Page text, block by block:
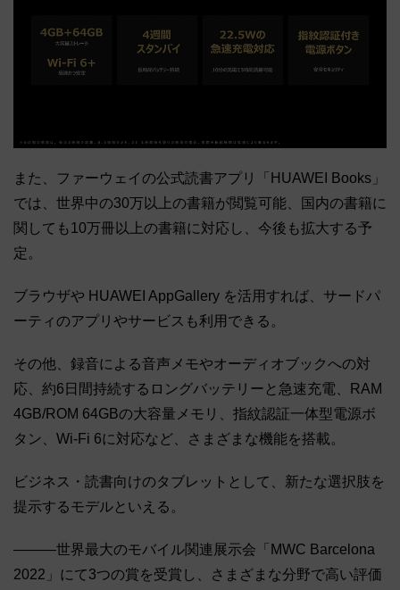
また、ファーウェイの公式読書アプリ「HUAWEI Books」
では、世界中の30万以上の書籍が閲覧可能、国内の書籍に
関しても10万冊以上の書籍に対応し、今後も拡大する予
定。
ブラウザや HUAWEI AppGallery を活用すれば、サードパ
ーティのアプリやサービスも利用できる。
その他、録音による音声メモやオーディオブックへの対
応、約6日間持続するロングバッテリーと急速充電、RAM
4GB/ROM 64GBの大容量メモリ、指紋認証一体型電源ボ
タン、Wi-Fi 6に対応など、さまざまな機能を搭載。
ビジネス・読書向けのタブレットとして、新たな選択肢を
提示するモデルといえる。
―――世界最大のモバイル関連展示会「MWC Barcelona
2022」にて3つの賞を受賞し、さまざまな分野で高い評価